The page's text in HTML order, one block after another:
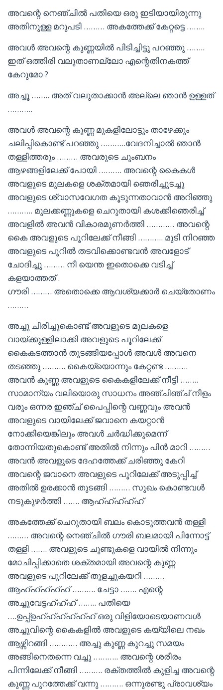
അവന്റെ നെഞ്ചിൽ പതിയെ ഒരു ഇടിയായിരുന്നു
അതിനുള്ള മറുപടി ……… അകത്തേക്ക് കേറ്റട്ടെ ……..
അവൾ അവന്റെ കുണ്ണയിൽ പിടിച്ചിട്ടു പറഞ്ഞു ……..
ഇത് ഒത്തിരി വലുതാണല്ലോ എന്റെതിനകത്ത്
കേറുമോ ?
അച്ചൂ …….. അത് വലുതാക്കാൻ അല്ലെ ഞാൻ ഉള്ളത്
………..
അവൾ അവന്റെ കുണ്ണ മുകളിലോട്ടും താഴേക്കും
ചലിപ്പികൊണ്ട് പറഞ്ഞു ………..വേദനിച്ചാൽ ഞാൻ
തള്ളിത്തരും ……… അവരുടെ ചുംബനം
ആഴങ്ങളിലേക്ക് പോയി ………. അവന്റെ കൈകൾ
അവളുടെ മുലകളെ ശക്തമായി ഞെരിച്ചുടച്ചു
അവളുടെ ശ്വാസവേഗത കൂടുന്നതാവാൻ അറിഞ്ഞു
……….. മുലക്കണ്ണുകളെ ചെറുതായി കശക്കിഞെരിച്ച്
അവളിൽ അവൻ വികാരമുണർത്തി ………… അവന്റെ
കൈ അവളുടെ പൂറിലേക്ക് നീങ്ങി ……….. മുടി നിറഞ്ഞ
അവളുടെ പൂറിൽ തടവിക്കൊണ്ടവൻ അവളോട്
ചോദിച്ചു ……… നീ യെന്ത ഇതൊക്കെ വടിച്ച്
കളയാത്തത് .
ഗൗരി ……… അതൊക്കെ ആവശ്യക്കാർ ചെയ്തോണം
………
അച്ചു ചിരിച്ചുകൊണ്ട് അവളുടെ മുലകളെ
വായ്ക്കുള്ളിലാക്കി അവളുടെ പൂറിലേക്ക്
കൈകടത്താൻ തുടങ്ങിയപ്പോൾ അവൾ അവനെ
തടഞ്ഞു ………. കൈയ്യൊന്നും കേറ്റണ്ട ……….
അവൻ കുണ്ണ അവളുടെ കൈകളിലേക്ക് നീട്ടി ……..
സാമാന്യം വലിയൊരു സാധനം അഞ്ചിഞ്ച് നീളം
വരും ഒന്നര ഇഞ്ച് പൈപ്പിന്റെ വണ്ണവും അവൻ
അവളുടെ വായിലേക്ക് ജവാനെ കയറ്റാൻ
നോക്കിയെങ്കിലും അവൾ ചർദ്ധിക്കുമെന്ന്
തോന്നിയതുകൊണ്ട് അതിൽ നിന്നും പിൻ മാറി ………
അവൻ അവളുടെ ദേഹത്തേക്ക് ചരിഞ്ഞു കേറി
അവന്റെ ജവാനെ അവളുടെ പൂറിലേക്ക് അടുപ്പിച്ച്
അതിൽ ഉരക്കാൻ തുടങ്ങി ……… സുഖം കൊണ്ടവൾ
നടുകുഴർത്തി ……. ആഹ്ഹ്ഹ്ഹ്ഹ്
അകത്തേക്ക് ചെറുതായി ബലം കൊടുത്തവൻ തള്ളി
……… അവന്റെ നെഞ്ചിൽ ഗൗരി ബലമായി പിന്നോട്ട്
തള്ളി ……. അവളുടെ ചുണ്ടുകളെ വായിൽ നിന്നും
മോചിപ്പിക്കാതെ ശക്തമായി അവന്റെ കുണ്ണ
അവളുടെ പൂറിലേക്ക് തുളച്ചുകയറി ………
ആഹ്ഹ്ഹ്ഹ്ഹ് ………. ചേട്ടാ ……. എന്റെ
അച്ചുവേട്ടഹ്ഹ്ഹ് …….. പതിയെ
….ഉപ്പ്ഉഹ്ഹ്ഹ്ഹ്ഹ്ഹ് ഒരു വിളിയോടെയാണവൾ
അച്ചുവിന്റെ കൈകളിൽ അവളുടെ കയ്യിലെ നഖം
ആഴ്ന്നിറങ്ങി ………… അച്ചു കുണ്ണ കുറച്ചു സമയം
അങ്ങിനെതന്നെ വച്ചു ……….. അവന്റെ ശരീരം
പിന്നിലേക്ക് നീങ്ങി ………. രക്‌തത്തിൽ കുളിച്ച അവന്റെ
കുണ്ണ പുറത്തേക്ക് വന്നു ………. ഒന്നുരണ്ടു പ്രാവശ്യം